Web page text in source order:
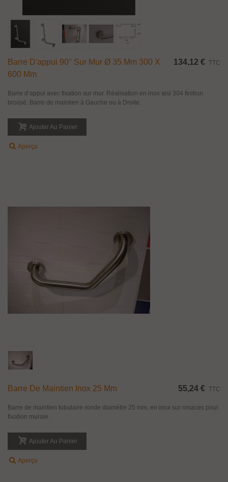
Barre D'appui 90° Sur Mur Ø 35 Mm 300 X
600 Mm
134,12 € TTC
Barre d’appui avec fixation sur mur. Réalisation en inox aisi 304 finition
brossé. Barre de maintien à Gauche ou à Droite.
Ajouter Au Panier
Aperçu
Barre De Maintien Inox 25 Mm 55,24 € TTC
Barre de maintien tubulaire ronde diamètre 25 mm, en inox sur rosaces pour
fixation murale.
Ajouter Au Panier
Aperçu